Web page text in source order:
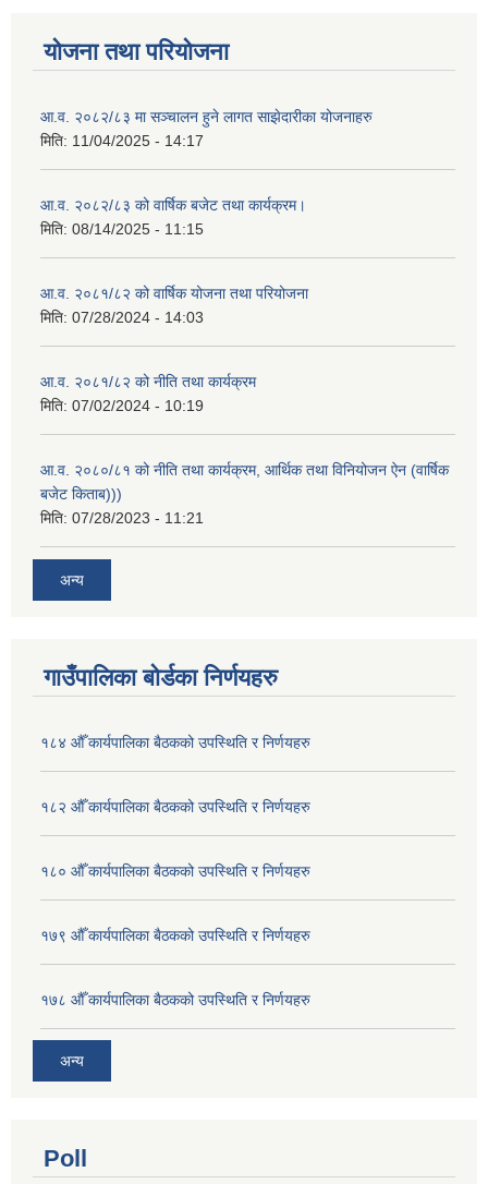
योजना तथा परियोजना
आ.व. २०८२/८३ मा सञ्चालन हुने लागत साझेदारीका योजनाहरु
मिति: 11/04/2025 - 14:17
आ.व. २०८२/८३ को वार्षिक बजेट तथा कार्यक्रम।
मिति: 08/14/2025 - 11:15
आ.व. २०८१/८२ को वार्षिक योजना तथा परियोजना
मिति: 07/28/2024 - 14:03
आ.व. २०८१/८२ को नीति तथा कार्यक्रम
मिति: 07/02/2024 - 10:19
आ.व. २०८०/८१ को नीति तथा कार्यक्रम, आर्थिक तथा विनियोजन ऐन (वार्षिक
बजेट किताब)))
मिति: 07/28/2023 - 11:21
अन्य
गाउँपालिका बोर्डका निर्णयहरु
१८४ औँ कार्यपालिका बैठकको उपस्थिति र निर्णयहरु
१८२ औँ कार्यपालिका बैठकको उपस्थिति र निर्णयहरु
१८० औँ कार्यपालिका बैठकको उपस्थिति र निर्णयहरु
१७९ औँ कार्यपालिका बैठकको उपस्थिति र निर्णयहरु
१७८ औँ कार्यपालिका बैठकको उपस्थिति र निर्णयहरु
अन्य
Poll